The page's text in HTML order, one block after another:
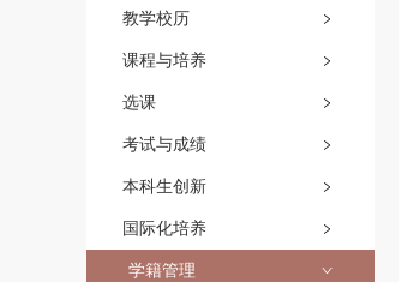
教学校历
课程与培养
选课
考试与成绩
本科生创新
国际化培养
学籍管理